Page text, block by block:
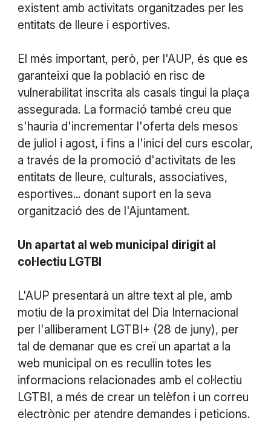
existent amb activitats organitzades per les
entitats de lleure i esportives.
El més important, però, per l'AUP, és que es
garanteixi que la població en risc de
vulnerabilitat inscrita als casals tingui la plaça
assegurada. La formació també creu que
s'hauria d'incrementar l'oferta dels mesos
de juliol i agost, i fins a l'inici del curs escolar,
a través de la promoció d'activitats de les
entitats de lleure, culturals, associatives,
esportives... donant suport en la seva
organització des de l'Ajuntament.
Un apartat al web municipal dirigit al
col·lectiu LGTBI
L'AUP presentarà un altre text al ple, amb
motiu de la proximitat del Dia Internacional
per l'alliberament LGTBI+ (28 de juny), per
tal de demanar que es creï un apartat a la
web municipal on es recullin totes les
informacions relacionades amb el col·lectiu
LGTBI, a més de crear un telèfon i un correu
electrònic per atendre demandes i peticions.